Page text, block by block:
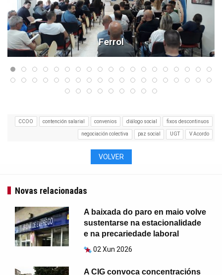
Ferrol
CCOO contención salarial convenios diálogo social fixos descontinuos
negociación colectiva paz social UGT V Acordo
VOLVER
Novas relacionadas
A baixada do paro en maio volve
sustentarse na estacionalidade
e na precariedade laboral
02 Xun 2026
A CIG convoca concentracións